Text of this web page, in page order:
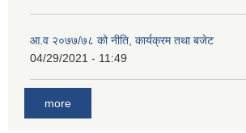
आ.व २०७७/७८ को नीति, कार्यक्रम तथा बजेट
04/29/2021 - 11:49
more